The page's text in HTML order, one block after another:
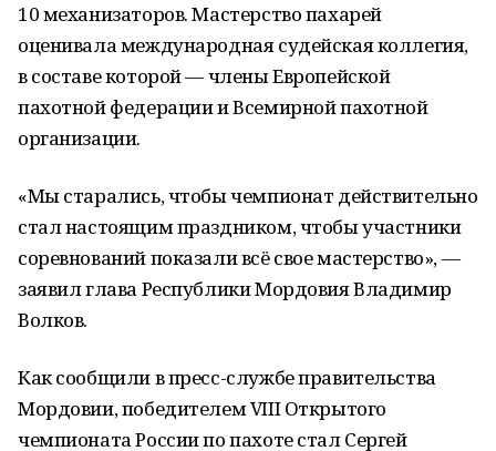
10 механизаторов. Мастерство пахарей
оценивала международная судейская коллегия,
в составе которой — члены Европейской
пахотной федерации и Всемирной пахотной
организации.
«Мы старались, чтобы чемпионат действительно
стал настоящим праздником, чтобы участники
соревнований показали всё свое мастерство», —
заявил глава Республики Мордовия Владимир
Волков.
Как сообщили в пресс-службе правительства
Мордовии, победителем VIII Открытого
чемпионата России по пахоте стал Сергей